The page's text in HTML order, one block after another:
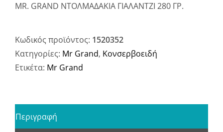
MR. GRAND ΝΤΟΛΜΑΔΑΚΙΑ ΓΙΑΛΑΝΤΖΙ 280 ΓΡ.
Κωδικός προϊόντος: 1520352
Κατηγορίες: Mr Grand, Κονσερβοειδή
Ετικέτα: Mr Grand
Περιγραφή